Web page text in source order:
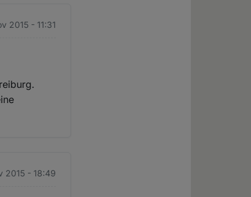
2015 - 11:31
2015 - 18:49